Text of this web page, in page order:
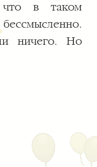
в таком
ничего. Но